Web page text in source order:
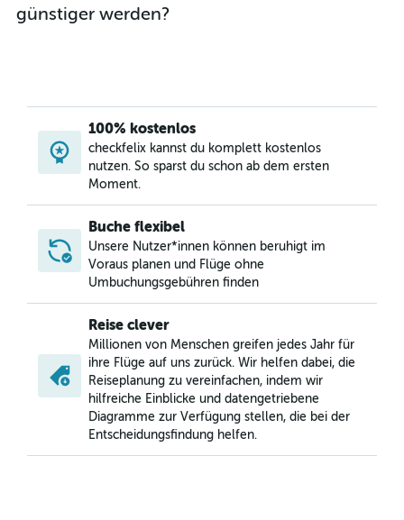
günstiger werden?
100% kostenlos
checkfelix kannst du komplett kostenlos
nutzen. So sparst du schon ab dem ersten
Moment.
Buche flexibel
Unsere Nutzer*innen können beruhigt im
Voraus planen und Flüge ohne
Umbuchungsgebühren finden
Reise clever
Millionen von Menschen greifen jedes Jahr für
ihre Flüge auf uns zurück. Wir helfen dabei, die
Reiseplanung zu vereinfachen, indem wir
hilfreiche Einblicke und datengetriebene
Diagramme zur Verfügung stellen, die bei der
Entscheidungsfindung helfen.